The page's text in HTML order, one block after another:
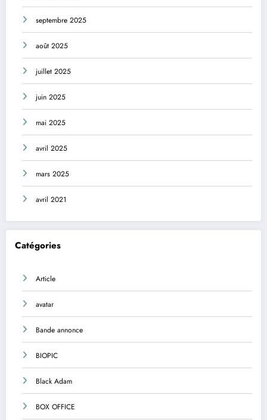
septembre 2025
août 2025
juillet 2025
juin 2025
mai 2025
avril 2025
mars 2025
avril 2021
Catégories
Article
avatar
Bande annonce
BIOPIC
Black Adam
BOX OFFICE